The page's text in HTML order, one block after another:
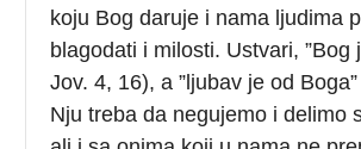
koju Bog daruje i nama ljudima
blagodati i milosti. Ustvari, ”Bog
Jov. 4, 16), a ”ljubav je od
Nju treba da negujemo i delimo